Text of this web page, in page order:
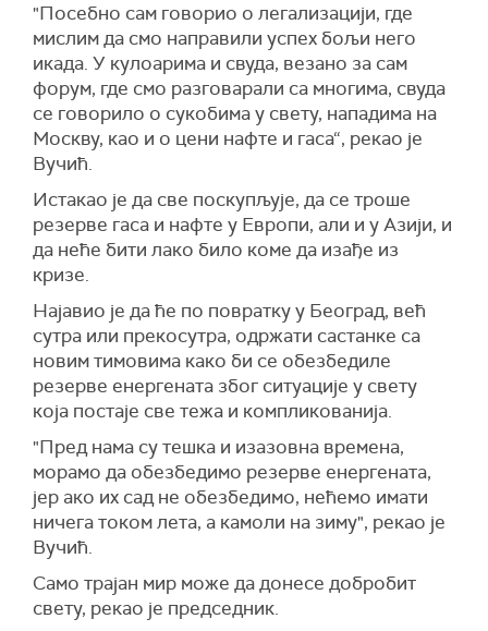
"Посебно сам говорио о легализацији, где
мислим да смо направили успех бољи него
икада. У кулоарима и свуда, везано за сам
форум, где смо разговарали са многима, свуда
се говорило о сукобима у свету, нападима на
Москву, као и о цени нафте и гаса“, рекао је
Вучић.
Истакао је да све поскупљује, да се троше
резерве гаса и нафте у Европи, али и у Азији, и
да неће бити лако било коме да изађе из
кризе.
Најавио је да ће по повратку у Београд, већ
сутра или прекосутра, одржати састанке са
новим тимовима како би се обезбедиле
резерве енергената због ситуације у свету
која постаје све тежа и компликованија.
"Пред нама су тешка и изазовна времена,
морамо да обезбедимо резерве енергената,
јер ако их сад не обезбедимо, нећемо имати
ничега током лета, а камоли на зиму", рекао је
Вучић.
Само трајан мир може да донесе добробит
свету, рекао је председник.